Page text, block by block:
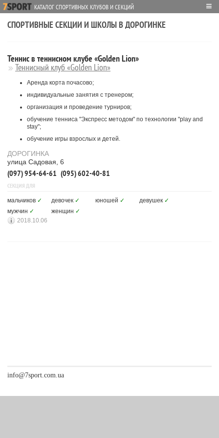
КАТАЛОГ СПОРТИВНЫХ КЛУБОВ И СЕКЦИЙ ≡
СПОРТИВНЫЕ СЕКЦИИ И ШКОЛЫ В ДОРОГИНКЕ
Теннис в теннисном клубе «Golden Lion»
Теннисный клуб «Golden Lion»
Аренда корта почасово;
индивидуальные занятия с тренером;
организация и проведение турниров;
обучение тенниса "Экспресс методом" по технологии "play аnd
stay";
обучение игры взрослых и детей.
ДОРОГИНКА
улица Садовая, 6
(097) 954-64-61 (095) 602-40-81
СЕКЦИЯ ДЛЯ
мальчиков ✓ девочек ✓ юношей ✓ девушек ✓
мужчин ✓ женщин ✓
2018.10.06
info@7sport.com.ua